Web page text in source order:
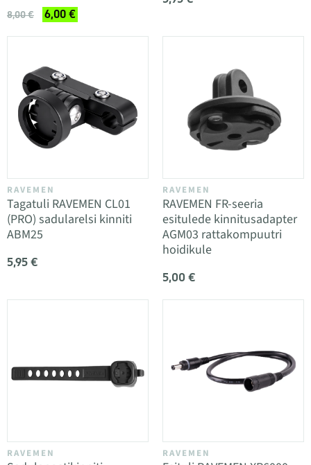
8,00 € 6,00 €
RAVEMEN
Tagatuli RAVEMEN CL01
(PRO) sadularelsi kinniti
ABM25
5,95 €
RAVEMEN
RAVEMEN FR-seeria
esitulede kinnitusadapter
AGM03 rattakompuutri
hoidikule
5,00 €
RAVEMEN RAVEMEN